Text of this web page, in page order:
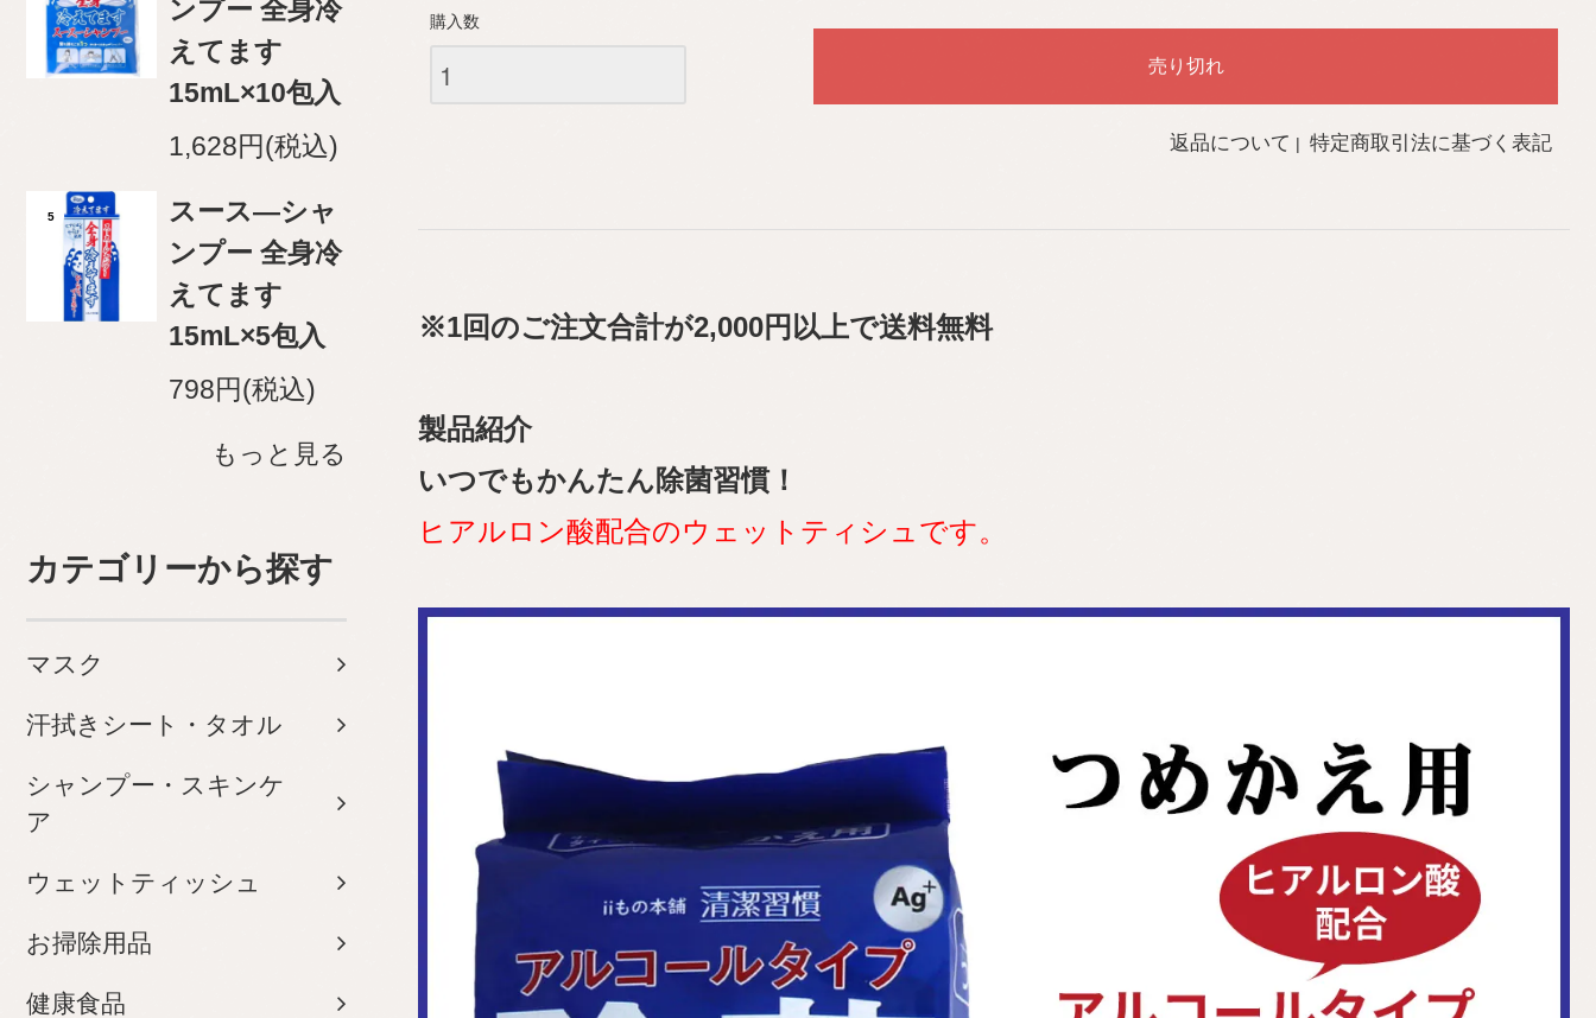
ンプー 全身冷
えてます
15mL×10包入
1,628円(税込)
5
スース―シャ
ンプー 全身冷
えてます
15mL×5包入
798円(税込)
もっと見る
カテゴリーから探す
マスク
汗拭きシート・タオル
シャンプー・スキンケ
ア
ウェットティッシュ
お掃除用品
健康食品
購入数
返品について | 特定商取引法に基づく表記
※1回のご注文合計が2,000円以上で送料無料
製品紹介
いつでもかんたん除菌習慣！
ヒアルロン酸配合のウェットティシュです。